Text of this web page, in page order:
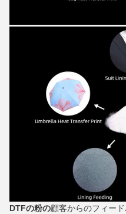
DTFの粉の顧客からのフィード